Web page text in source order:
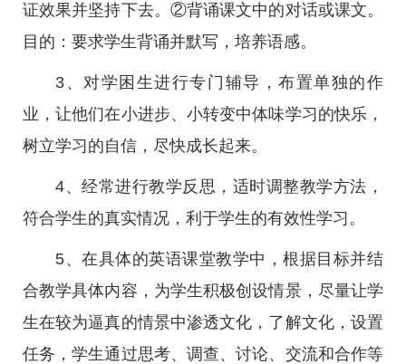
证效果并坚持下去。②背诵课文中的对话或课文。
目的：要求学生背诵并默写，培养语感。
3、对学困生进行专门辅导，布置单独的作
业，让他们在小进步、小转变中体味学习的快乐，
树立学习的自信，尽快成长起来。
4、经常进行教学反思，适时调整教学方法，
符合学生的真实情况，利于学生的有效性学习。
5、在具体的英语课堂教学中，根据目标并结
合教学具体内容，为学生积极创设情景，尽量让学
生在较为逼真的情景中渗透文化，了解文化，设置
任务，学生通过思考、调查、讨论、交流和合作等